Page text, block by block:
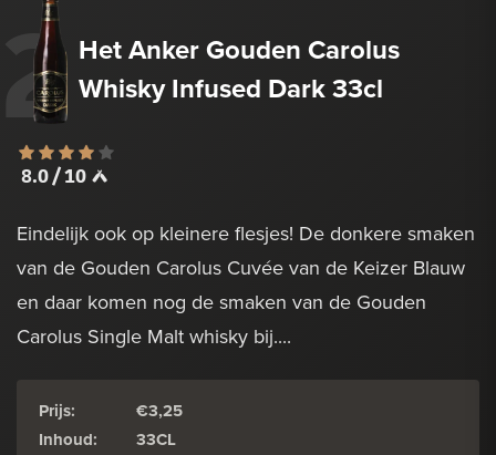
2 Het Anker Gouden Carolus
Whisky Infused Dark 33cl
8.0 / 10
Eindelijk ook op kleinere flesjes! De donkere smaken
van de Gouden Carolus Cuvée van de Keizer Blauw
en daar komen nog de smaken van de Gouden
Carolus Single Malt whisky bij....
Prijs:
€3,25
Inhoud:
33CL